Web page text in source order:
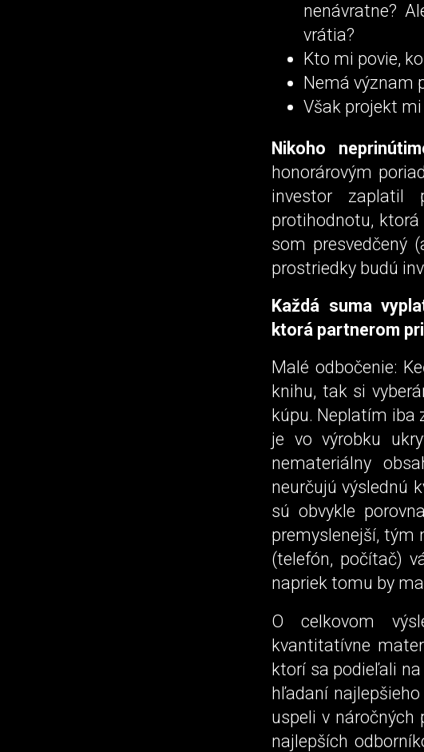
nenávratne?
vrátia?
Kto mi povie,
Nemá význam
Však projekt
Nikoho
honorárovým
investor zaplatil
protihodnotu,
som presvedčený
prostriedky budú
Každá suma
ktorá partnerom
Malé odbočenie:
knihu, tak si
kúpu. Neplatím iba
je vo výrobku
nemateriálny
neurčujú výslednú
sú obvykle
premyslenejší, tým
(telefón, počítač)
napriek tomu by
O celkovom
kvantitatívne
ktorí sa podieľali
hľadaní
uspeli v
najlepších